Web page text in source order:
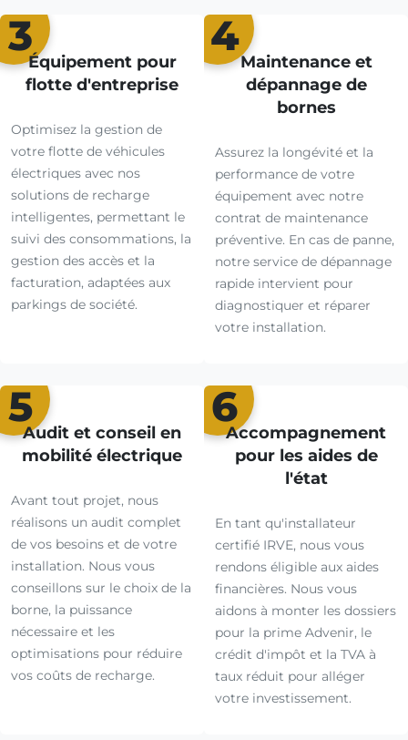
3
Équipement pour
flotte d'entreprise
Optimisez la gestion de
votre flotte de véhicules
électriques avec nos
solutions de recharge
intelligentes, permettant le
suivi des consommations, la
gestion des accès et la
facturation, adaptées aux
parkings de société.
4
Maintenance et
dépannage de
bornes
Assurez la longévité et la
performance de votre
équipement avec notre
contrat de maintenance
préventive. En cas de panne,
notre service de dépannage
rapide intervient pour
diagnostiquer et réparer
votre installation.
5
Audit et conseil en
mobilité électrique
Avant tout projet, nous
réalisons un audit complet
de vos besoins et de votre
installation. Nous vous
conseillons sur le choix de la
borne, la puissance
nécessaire et les
optimisations pour réduire
vos coûts de recharge.
6
Accompagnement
pour les aides de
l'état
En tant qu'installateur
certifié IRVE, nous vous
rendons éligible aux aides
financières. Nous vous
aidons à monter les dossiers
pour la prime Advenir, le
crédit d'impôt et la TVA à
taux réduit pour alléger
votre investissement.